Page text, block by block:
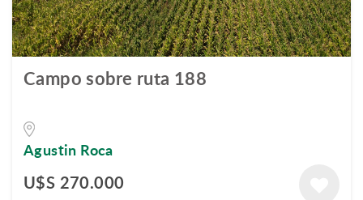
Campo sobre ruta 188
Agustin Roca
U$S 270.000